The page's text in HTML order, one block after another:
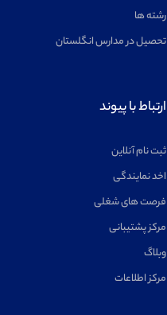
رشته ها
تحصیل در مدارس انگلستان
ارتباط با پیوند
ثبت نام آنلاین
اخد نمایندگی
فرصت های شغلی
مرکز پشتیبانی
وبلاگ
مرکز اطلاعات